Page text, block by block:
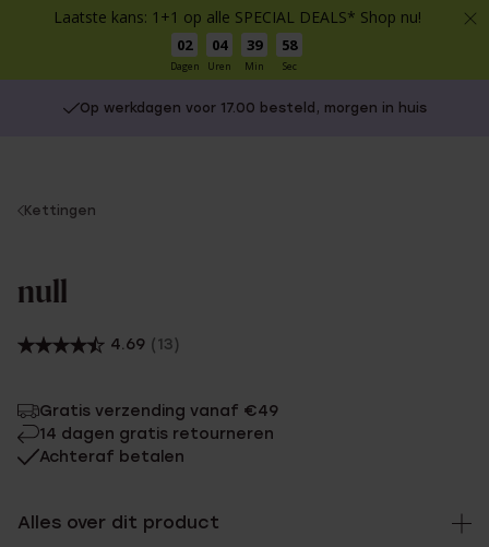
Laatste kans: 1+1 op alle SPECIAL DEALS* Shop nu!
02
Dagen
04
Uren
39
Min
58
Sec
Op werkdagen voor 17.00 besteld, morgen in huis
You
Kettingen
null
4.69 (13)
Gratis verzending vanaf €49
14 dagen gratis retourneren
Achteraf betalen
Alles over dit product